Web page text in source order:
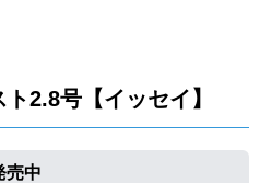
2.8号【イッセイ】
売中